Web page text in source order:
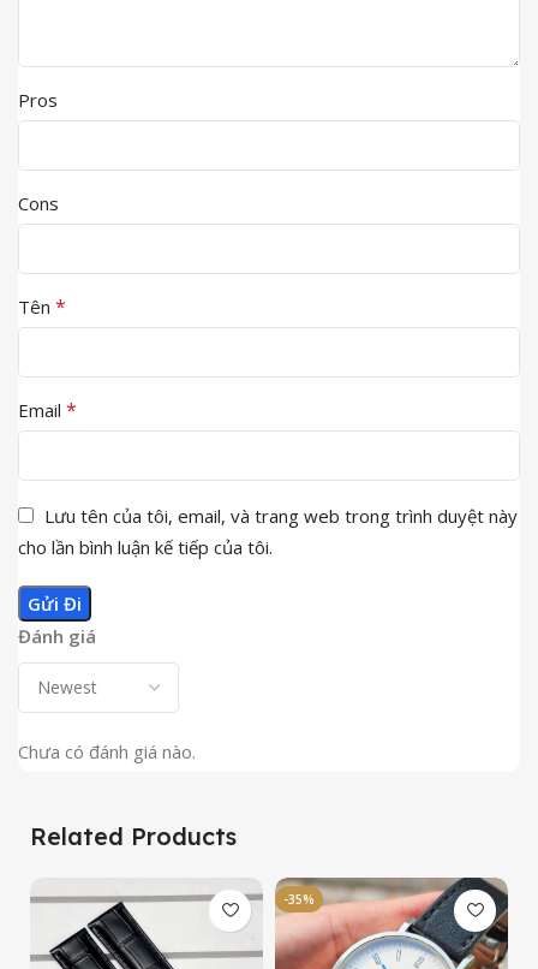
Đánh giá
Chưa có đánh giá nào.
Pros
Cons
Tên *
Email *
Lưu tên của tôi, email, và trang web trong trình duyệt này
cho lần bình luận kế tiếp của tôi.
Related Products
-35%